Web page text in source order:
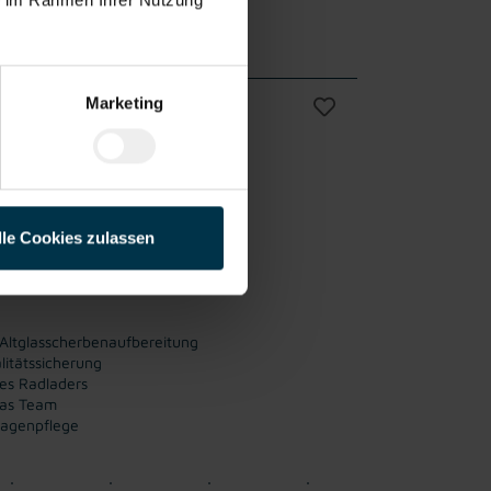
Marketing
Cookies zulassen
Radladers
Team